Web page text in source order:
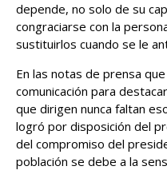
depende, no solo de su
congraciarse con la
sustituirlos cuando se le
En las notas de prensa
comunicación para
que dirigen nunca faltan
logró por disposición del
del compromiso del
población se debe a la